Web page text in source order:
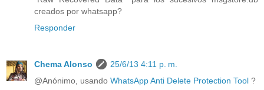
creados por whatsapp?
Responder
Chema Alonso
25/6/13 4:11 p. m.
@Anónimo, usando WhatsApp Anti Delete Protection Tool ?